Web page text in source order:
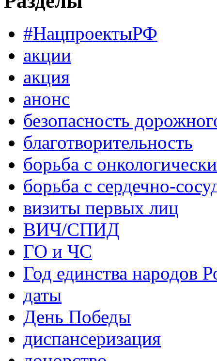
#НацпроектыРФ
акции
акция
анонс
безопасность
благотворительность
борьба с
борьба с сердечно-
визиты первых лиц
ВИЧ/СПИД
ГО и ЧС
Год единства народов
даты
День Победы
диспансеризация